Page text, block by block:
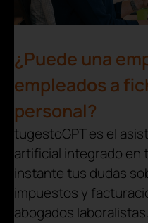
¿Puede una
empleados a
personal?
tugestoGPT es el
artificial integrado en
instante tus dudas
impuestos y
abogados laboralistas.